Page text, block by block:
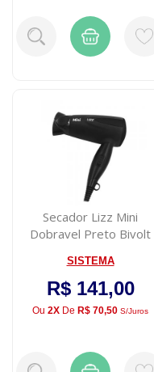
Secador Lizz Mini
Dobravel Preto Bivolt
SISTEMA
R$ 141,00
Ou 2X De R$ 70,50 S/juros